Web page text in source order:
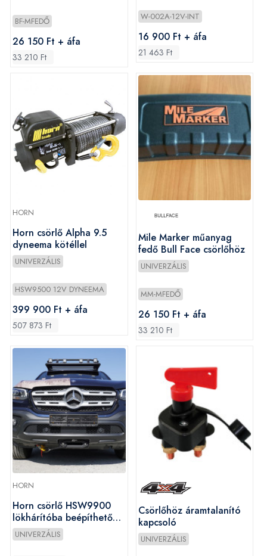
BF-MFEDŐ
26 150 Ft + áfa
33 210 Ft
W-002A-12V-INT
16 900 Ft + áfa
21 463 Ft
HORN
Horn csörlő Alpha 9.5
dyneema kötéllel
UNIVERZÁLIS
HSW9500 12V DYNEEMA
399 900 Ft + áfa
507 873 Ft
Mile Marker műanyag
fedő Bull Face csörlőhöz
UNIVERZÁLIS
MM-MFEDŐ
26 150 Ft + áfa
33 210 Ft
HORN
Horn csörlő HSW9900
lökhárítóba beépíthető
szintetikus kötéllel
UNIVERZÁLIS
Csörlőhöz áramtalanító
kapcsoló
UNIVERZÁLIS